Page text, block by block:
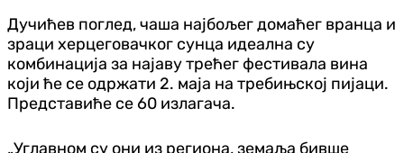
Дучићев поглед, чаша најбољег домаћег вранца и
зраци херцеговачког сунца идеална су
комбинација за најаву трећег фестивала вина
који ће се одржати 2. маја на требињској пијаци.
Представиће се 60 излагача.
„Углавном су они из региона, земаља бивше